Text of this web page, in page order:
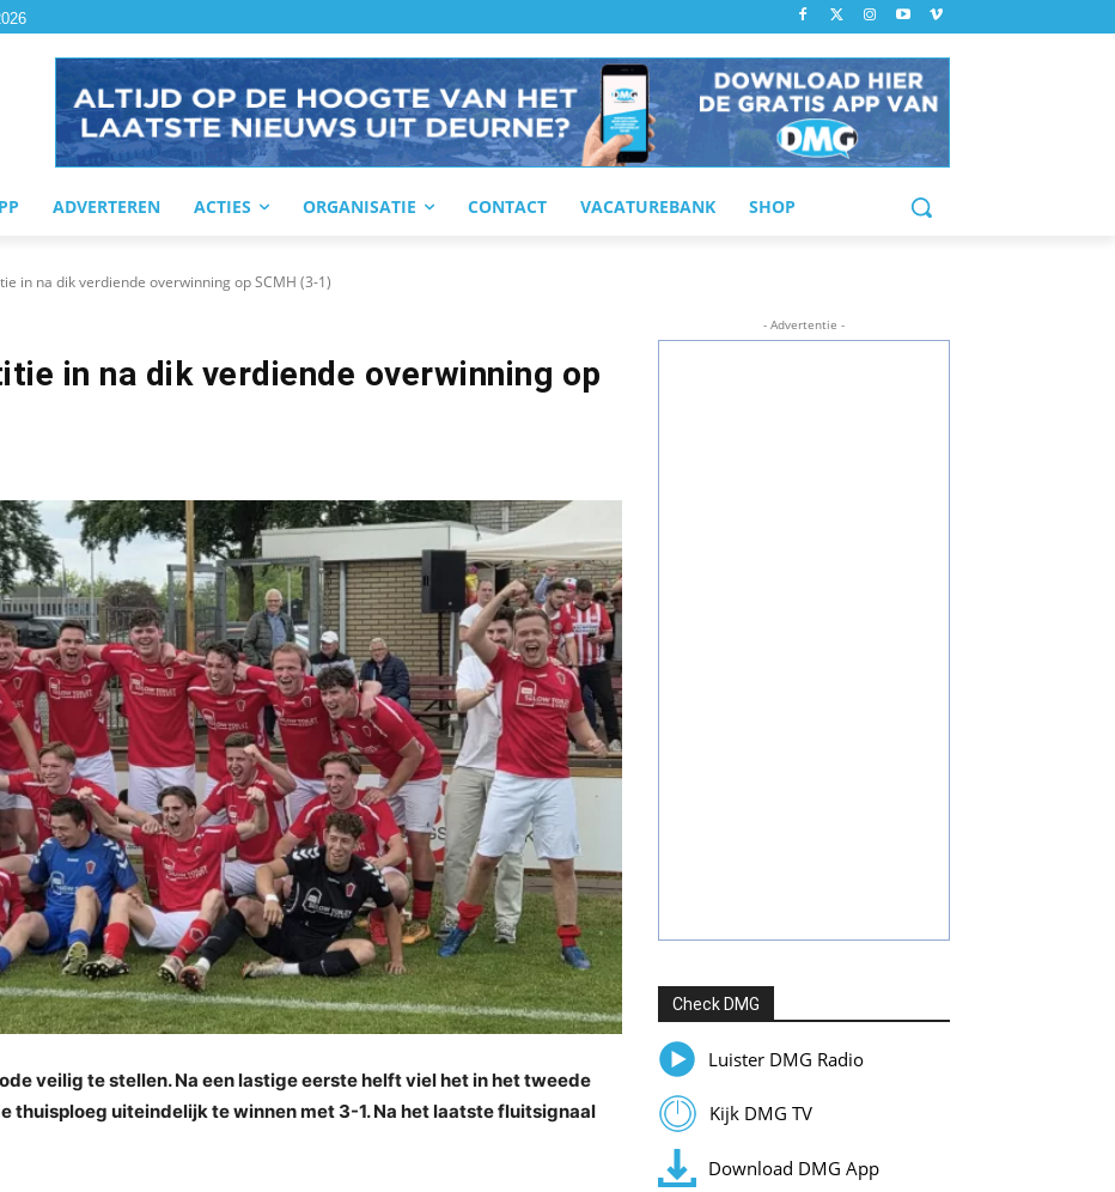
ADVERTEREN ACTIES ORGANISATIE CONTACT VACATUREBANK SHOP
in na dik verdiende overwinning op SCMH (3-1)
in na dik verdiende overwinning op
veilig te stellen. Na een lastige eerste helft viel het in het tweede
thuisploeg uiteindelijk te winnen met 3-1. Na het laatste fluitsignaal
- Advertentie -
Check DMG
Luister DMG Radio
Kijk DMG TV
Download DMG App